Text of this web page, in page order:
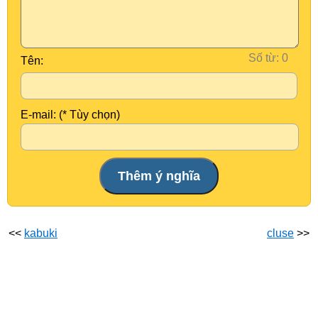
Số từ:
Tên:
E-mail: (* Tùy chọn)
<< kabuki cluse >>